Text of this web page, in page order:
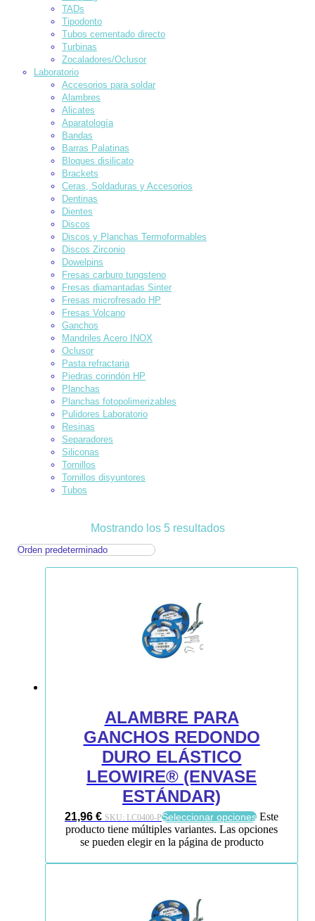
TADs
Tipodonto
Tubos cementado directo
Turbinas
Zocaladores/Oclusor
Laboratorio
Accesorios para soldar
Alambres
Alicates
Aparatología
Bandas
Barras Palatinas
Bloques disilicato
Brackets
Ceras, Soldaduras y Accesorios
Dentinas
Dientes
Discos
Discos y Planchas Termoformables
Discos Zirconio
Dowelpins
Fresas carburo tungsteno
Fresas diamantadas Sinter
Fresas microfresado HP
Fresas Volcano
Ganchos
Mandriles Acero INOX
Oclusor
Pasta refractaria
Piedras corindón HP
Planchas
Planchas fotopolimerizables
Pulidores Laboratorio
Resinas
Separadores
Siliconas
Tornillos
Tornillos disyuntores
Tubos
Mostrando los 5 resultados
ALAMBRE PARA
GANCHOS REDONDO
DURO ELÁSTICO
LEOWIRE® (ENVASE
ESTÁNDAR)
21,96 € SKU: LC0400-PSeleccionar opciones Este
producto tiene múltiples variantes. Las opciones
se pueden elegir en la página de producto